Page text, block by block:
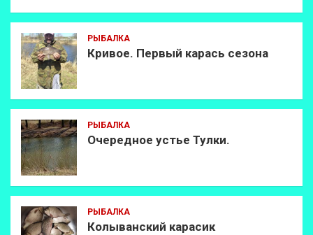
РЫБАЛКА
Кривое. Первый карась сезона
РЫБАЛКА
Очередное устье Тулки.
РЫБАЛКА
Колыванский карасик